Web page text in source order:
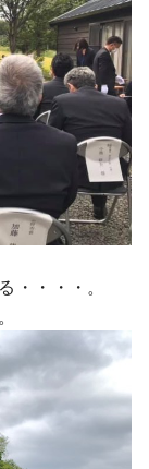
・・・。